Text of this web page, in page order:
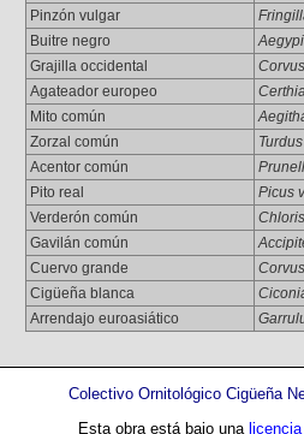
Pinzón vulgar
Buitre negro
Grajilla occidental
Agateador europeo
Mito común
Zorzal común
Acentor común
Pito real
Picus
Verderón común
Gavilán común
Cuervo grande
Cigüeña blanca
Arrendajo euroasiático
Colectivo Ornitológico Cigüeña
Esta obra está bajo una